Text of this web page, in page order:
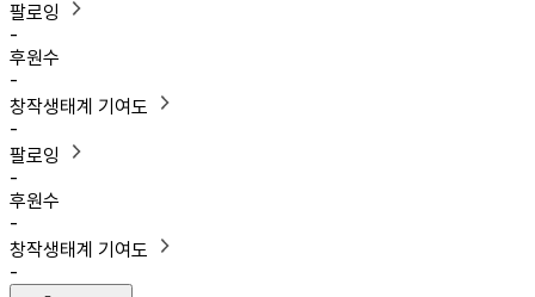
팔로잉
-
후원수
-
창작생태계 기여도
-
팔로잉
-
후원수
-
창작생태계 기여도
-